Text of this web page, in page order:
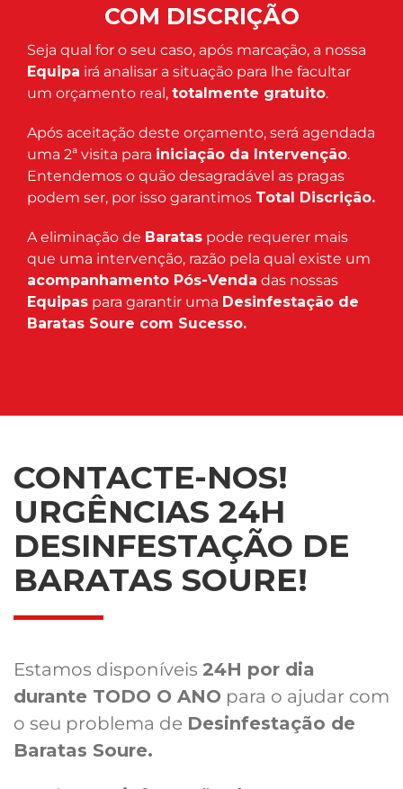
COM DISCRIÇÃO
Seja qual for o seu caso, após marcação, a nossa
Equipa irá analisar a situação para lhe facultar
um orçamento real, totalmente gratuito.
Após aceitação deste orçamento, será agendada
uma 2ª visita para iniciação da Intervenção.
Entendemos o quão desagradável as pragas
podem ser, por isso garantimos Total Discrição.
A eliminação de Baratas pode requerer mais
que uma intervenção, razão pela qual existe um
acompanhamento Pós-Venda das nossas
Equipas para garantir uma Desinfestação de
Baratas Soure com Sucesso.
CONTACTE-NOS!
URGÊNCIAS 24H
DESINFESTAÇÃO DE
BARATAS SOURE!
Estamos disponíveis 24H por dia
durante TODO O ANO para o ajudar com
o seu problema de Desinfestação de
Baratas Soure.